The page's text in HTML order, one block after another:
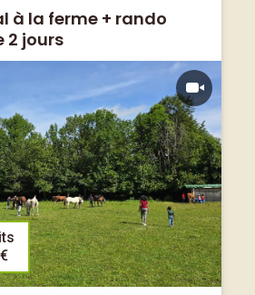
à la ferme + rando
2 jours